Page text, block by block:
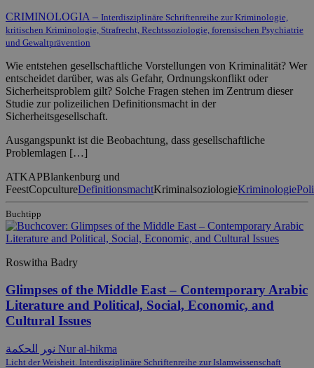
CRIMINOLOGIA – Interdisziplinäre Schriftenreihe zur Kriminologie,
kritischen Kriminologie, Strafrecht, Rechtssoziologie, forensischen Psychiatrie
und Gewaltprävention
Wie entstehen gesellschaftliche Vorstellungen von Kriminalität? Wer
entscheidet darüber, was als Gefahr, Ordnungskonflikt oder
Sicherheitsproblem gilt? Solche Fragen stehen im Zentrum dieser
Studie zur polizeilichen Definitionsmacht in der
Sicherheitsgesellschaft.
Ausgangspunkt ist die Beobachtung, dass gesellschaftliche
Problemlagen […]
ATKAPBlankenburg und
FeestCopcultureDefinitionsmachtKriminalsoziologieKriminologie
Buchtipp
Roswitha Badry
Glimpses of the Middle East – Contemporary Arabic
Literature and Political, Social, Economic, and
Cultural Issues
ﻧﻮﺮ ﺍﻠﺤﻜﻤﺔ Nur al-hikma
Licht der Weisheit. Interdisziplinäre Schriftenreihe zur Islamwissenschaft